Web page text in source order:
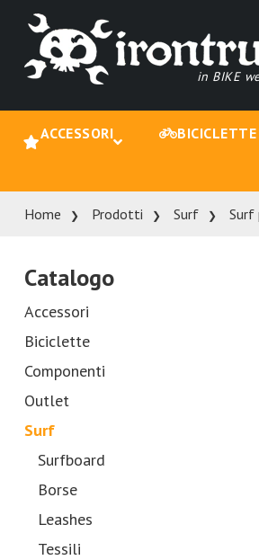
in BIKE
ACCESSORI
Home Prodotti Surf Surf
Catalogo
Accessori
Biciclette
Componenti
Outlet
Surf
Surfboard
Borse
Leashes
Tessili